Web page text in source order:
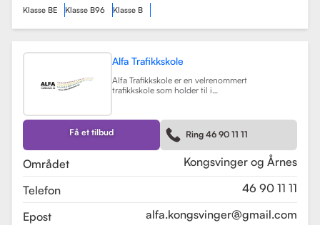
Klasse BE Klasse B96 Klasse B
Alfa Trafikkskole
Alfa Trafikkskole er en velrenommert
trafikkskole som holder til i
kjøreopplæringen. Skolen tilbyr et
bredt spekter av tjenester, inkludert
opplæring for førerkort klasse B,
både med manuelt og automatgir.
Få et tilbud Ring 46 90 11 11
Området
Kongsvinger og Årnes
Telefon
46 90 11 11
Epost
alfa.kongsvinger@gmail.com